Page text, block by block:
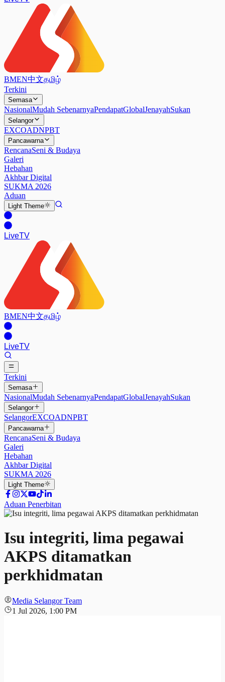
BMEN中文தமிழ்
Terkini
Semasa
NasionalMudah SebenarnyaPendapatGlobalJenayahSukan
Selangor
EXCOADNPBT
Pancawarna
RencanaSeni & Budaya
Galeri
Hebahan
Akhbar Digital
SUKMA 2026
Aduan
Light Theme
LiveTV
BMEN中文தமிழ்
LiveTV
Terkini
Semasa
NasionalMudah SebenarnyaPendapatGlobalJenayahSukan
Selangor
SelangorEXCOADNPBT
Pancawarna
RencanaSeni & Budaya
Galeri
Hebahan
Akhbar Digital
SUKMA 2026
Light Theme
Aduan Penerbitan
Isu integriti, lima pegawai
AKPS ditamatkan
perkhidmatan
Media Selangor Team
1 Jul 2026, 1:00 PM